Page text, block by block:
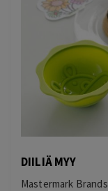
DIILIÄ MYY
Mastermark Brands